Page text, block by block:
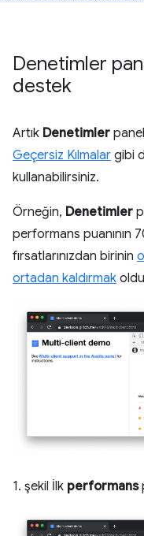
Denetimler
destek
Artık Denetimler
Geçersiz Kılmalar gibi
kullanabilirsiniz.
Örneğin, Denetimler
performans puanının
fırsatlarınızdan birinin
ortadan kaldırmak
1. şekil İlk performans